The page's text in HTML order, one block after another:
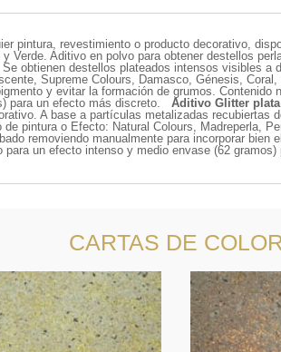
pintura, revestimiento o producto decorativo,
Verde. Aditivo en polvo para obtener destellos
obtienen destellos plateados intensos visibles
Supreme Colours, Damasco, Génesis,
y evitar la formación de grumos.
para un efecto más discreto.Aditivo Glitter
A base a partículas metalizadas
pintura o Efecto: Natural Colours, Madreperla,
removiendo manualmente para incorporar
un efecto intenso y medio envase (62
CARTAS DE